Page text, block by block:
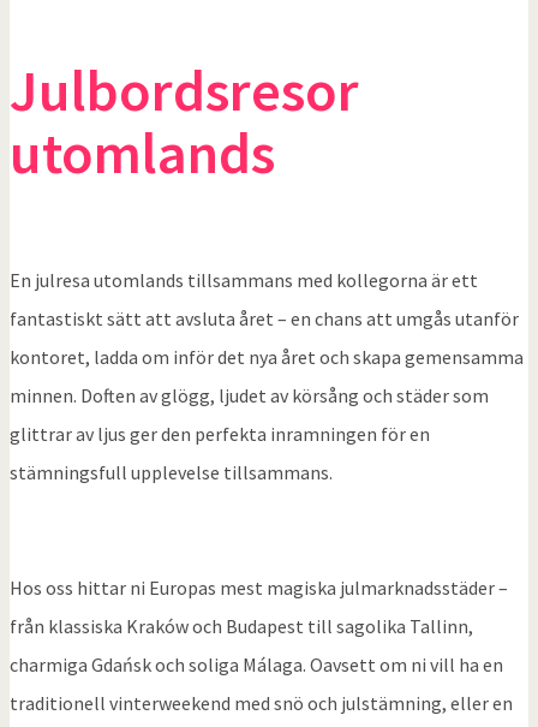
Julbordsresor
utomlands
En julresa utomlands tillsammans med kollegorna är ett
fantastiskt sätt att avsluta året – en chans att umgås utanför
kontoret, ladda om inför det nya året och skapa gemensamma
minnen. Doften av glögg, ljudet av körsång och städer som
glittrar av ljus ger den perfekta inramningen för en
stämningsfull upplevelse tillsammans.
Hos oss hittar ni Europas mest magiska julmarknadsstäder –
från klassiska Kraków och Budapest till sagolika Tallinn,
charmiga Gdańsk och soliga Málaga. Oavsett om ni vill ha en
traditionell vinterweekend med snö och julstämning, eller en